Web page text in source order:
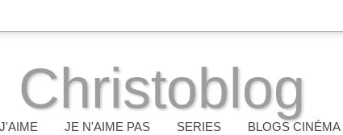
Christoblog
J'AIME JE N'AIME PAS SERIES BLOGS CINÉMA